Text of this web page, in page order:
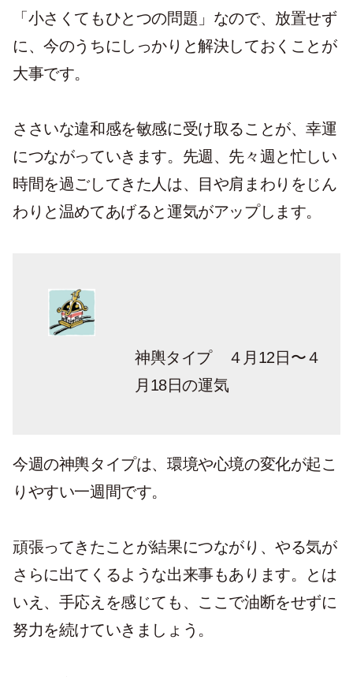
「小さくてもひとつの問題」なので、放置せず
に、今のうちにしっかりと解決しておくことが
大事です。
ささいな違和感を敏感に受け取ることが、幸運
につながっていきます。先週、先々週と忙しい
時間を過ごしてきた人は、目や肩まわりをじん
わりと温めてあげると運気がアップします。
神輿タイプ ４月12日〜４
月18日の運気
今週の神輿タイプは、環境や心境の変化が起こ
りやすい一週間です。
頑張ってきたことが結果につながり、やる気が
さらに出てくるような出来事もあります。とは
いえ、手応えを感じても、ここで油断をせずに
努力を続けていきましょう。